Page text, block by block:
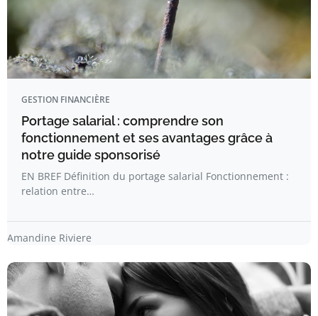
GESTION FINANCIÈRE
Portage salarial : comprendre son
fonctionnement et ses avantages grâce à
notre guide sponsorisé
EN BREF Définition du portage salarial Fonctionnement :
relation entre…
Amandine Riviere